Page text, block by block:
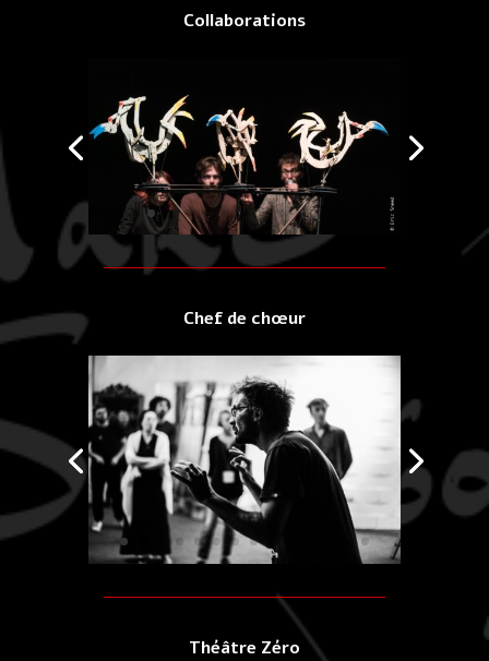
Collaborations
Chef de chœur
Théâtre Zéro